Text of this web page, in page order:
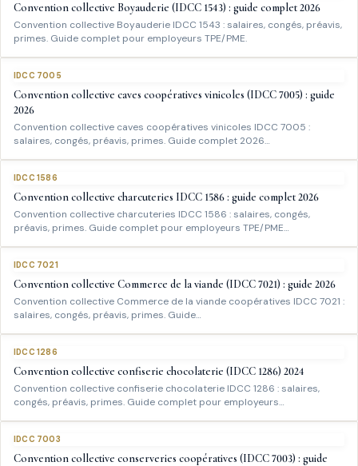
Convention collective Boyauderie (IDCC 1543) : guide complet 2026
Convention collective Boyauderie IDCC 1543 : salaires, congés, préavis,
primes. Guide complet pour employeurs TPE/PME.
IDCC 7005
Convention collective caves coopératives vinicoles (IDCC 7005) : guide
2026
Convention collective caves coopératives vinicoles IDCC 7005 :
salaires, congés, préavis, primes. Guide complet 2026…
IDCC 1586
Convention collective charcuteries IDCC 1586 : guide complet 2026
Convention collective charcuteries IDCC 1586 : salaires, congés,
préavis, primes. Guide complet pour employeurs TPE/PME…
IDCC 7021
Convention collective Commerce de la viande (IDCC 7021) : guide 2026
Convention collective Commerce de la viande coopératives IDCC 7021 :
salaires, congés, préavis, primes. Guide…
IDCC 1286
Convention collective confiserie chocolaterie (IDCC 1286) 2024
Convention collective confiserie chocolaterie IDCC 1286 : salaires,
congés, préavis, primes. Guide complet pour employeurs…
IDCC 7003
Convention collective conserveries coopératives (IDCC 7003) : guide